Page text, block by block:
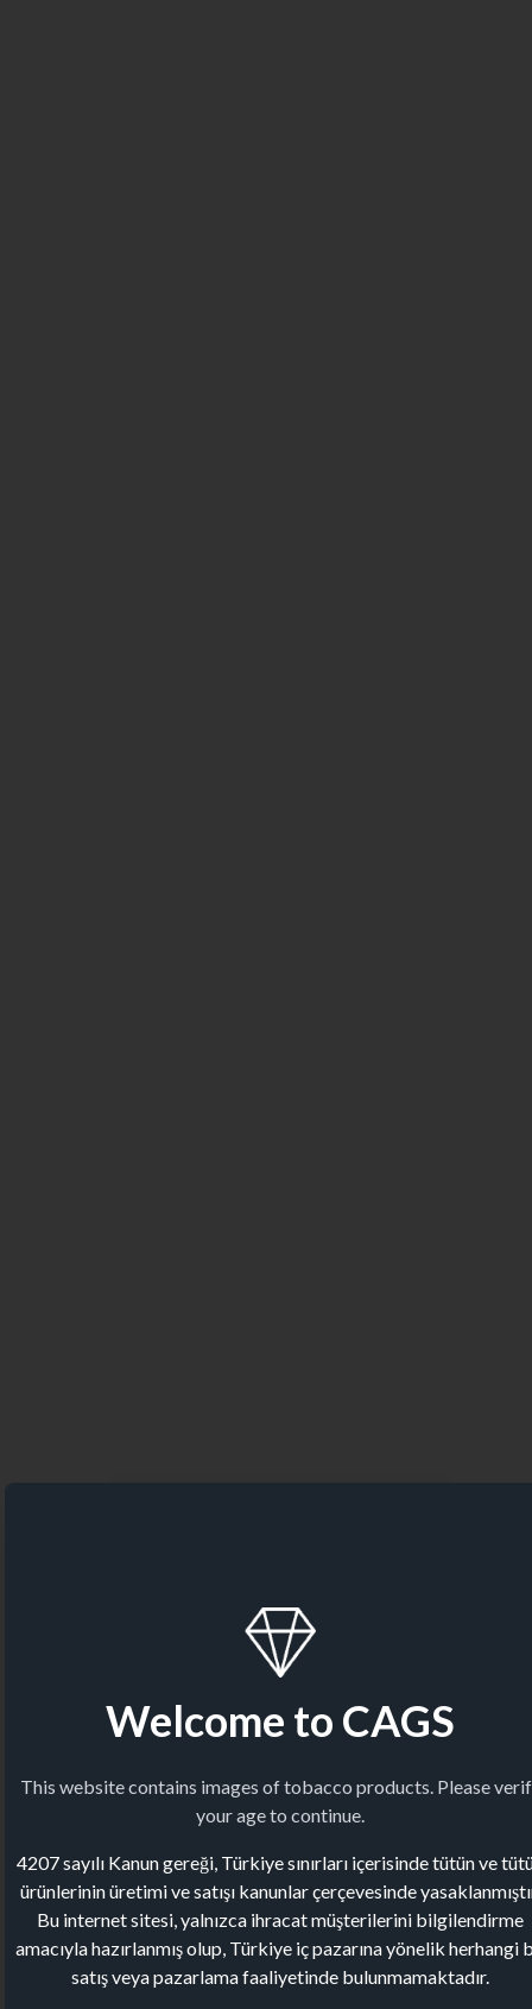
Welcome to CAGS
This website contains images of tobacco products. Please
your age to continue.
4207 sayılı Kanun gereği, Türkiye sınırları içerisinde tütün ve
ürünlerinin üretimi ve satışı kanunlar çerçevesinde
Bu internet sitesi, yalnızca ihracat müşterilerini bilgilendirme
amacıyla hazırlanmış olup, Türkiye iç pazarına yönelik herhangi
satış veya pazarlama faaliyetinde bulunmamaktadır.